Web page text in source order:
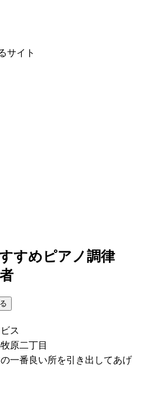
サイト
すめピアノ調律
ス
原二丁目
一番良い所を引き出してあげ